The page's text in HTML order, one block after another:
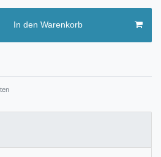
In den Warenkorb